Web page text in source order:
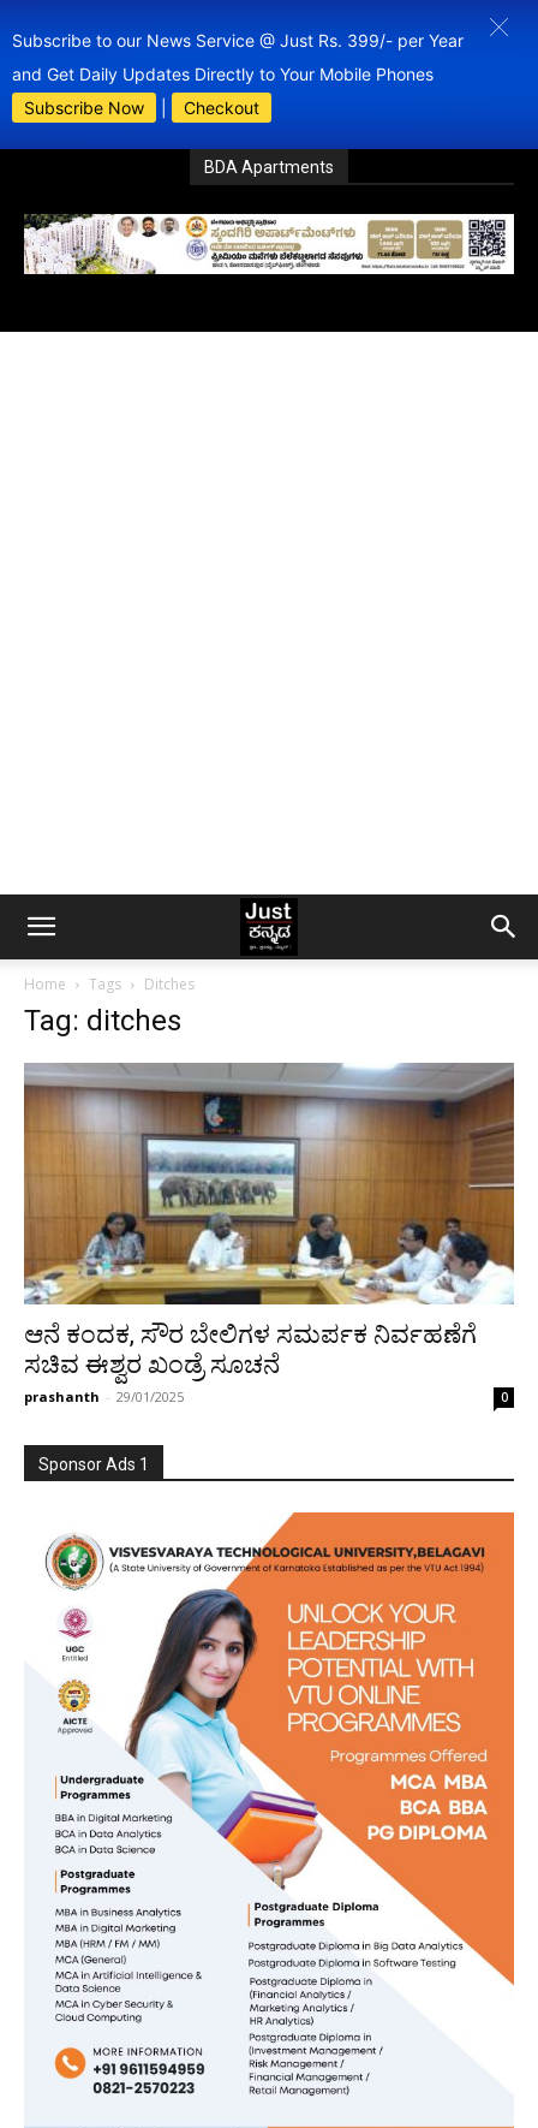
Subscribe to our News Service @ Just Rs. 399/- per Year
and Get Daily Updates Directly to Your Mobile Phones
Subscribe Now
Checkout
BDA Apartments
Home Tags Ditches
Tag: ditches
ಆನೆ ಕಂದಕ, ಸೌರ ಬೇಲಿಗಳ ಸಮರ್ಪಕ ನಿರ್ವಹಣೆಗೆ
ಸಚಿವ ಈಶ್ವರ ಖಂಡ್ರೆ ಸೂಚನೆ
prashanth - 29/01/2025 0
Sponsor Ads 1